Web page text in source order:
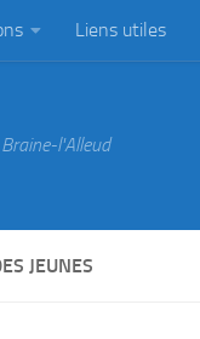
Liens utiles
l'Alleud
JEUNES